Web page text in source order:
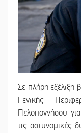
Σε πλήρη εξέλιξη
Γενικής
Πελοποννήσου
τις αστυνομικές